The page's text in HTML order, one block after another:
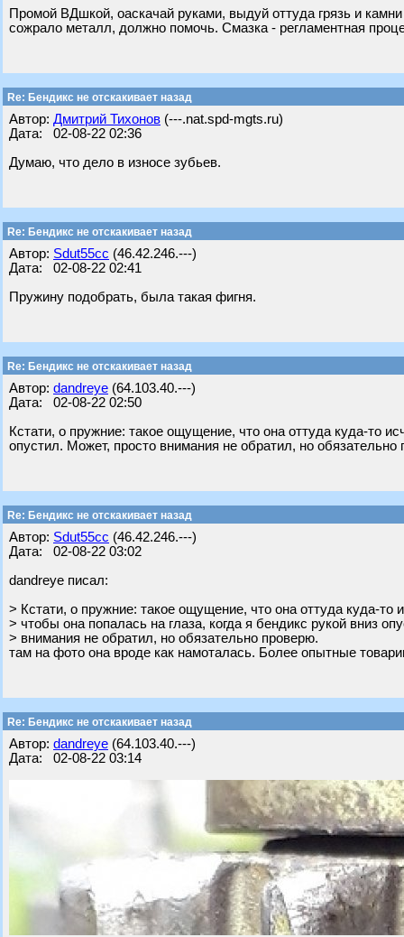
Промой ВДшкой, оаскачай руками, выдуй оттуда грязь и
сожрало металл, должно помочь. Смазка - регламентная
Re: Бендикс не отскакивает назад
Автор: Дмитрий Тихонов (---.nat.spd-mgts.ru)
Дата: 02-08-22 02:36
Думаю, что дело в износе зубьев.
Re: Бендикс не отскакивает назад
Автор: Sdut55cc (46.42.246.---)
Дата: 02-08-22 02:41
Пружину подобрать, была такая фигня.
Re: Бендикс не отскакивает назад
Автор: dandreye (64.103.40.---)
Дата: 02-08-22 02:50
Кстати, о пружние: такое ощущение, что она оттуда куда-то
опустил. Может, просто внимания не обратил, но обязательно
Re: Бендикс не отскакивает назад
Автор: Sdut55cc (46.42.246.---)
Дата: 02-08-22 03:02
dandreye писал:
> Кстати, о пружние: такое ощущение, что она оттуда куда-то
> чтобы она попалась на глаза, когда я бендикс рукой вниз
> внимания не обратил, но обязательно проверю.
там на фото она вроде как намоталась. Более опытные
Re: Бендикс не отскакивает назад
Автор: dandreye (64.103.40.---)
Дата: 02-08-22 03:14